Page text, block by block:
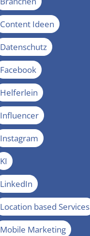
Content Ideen
Datenschutz
Facebook
Helferlein
Influencer
Instagram
KI
LinkedIn
Location based Services
Mobile Marketing